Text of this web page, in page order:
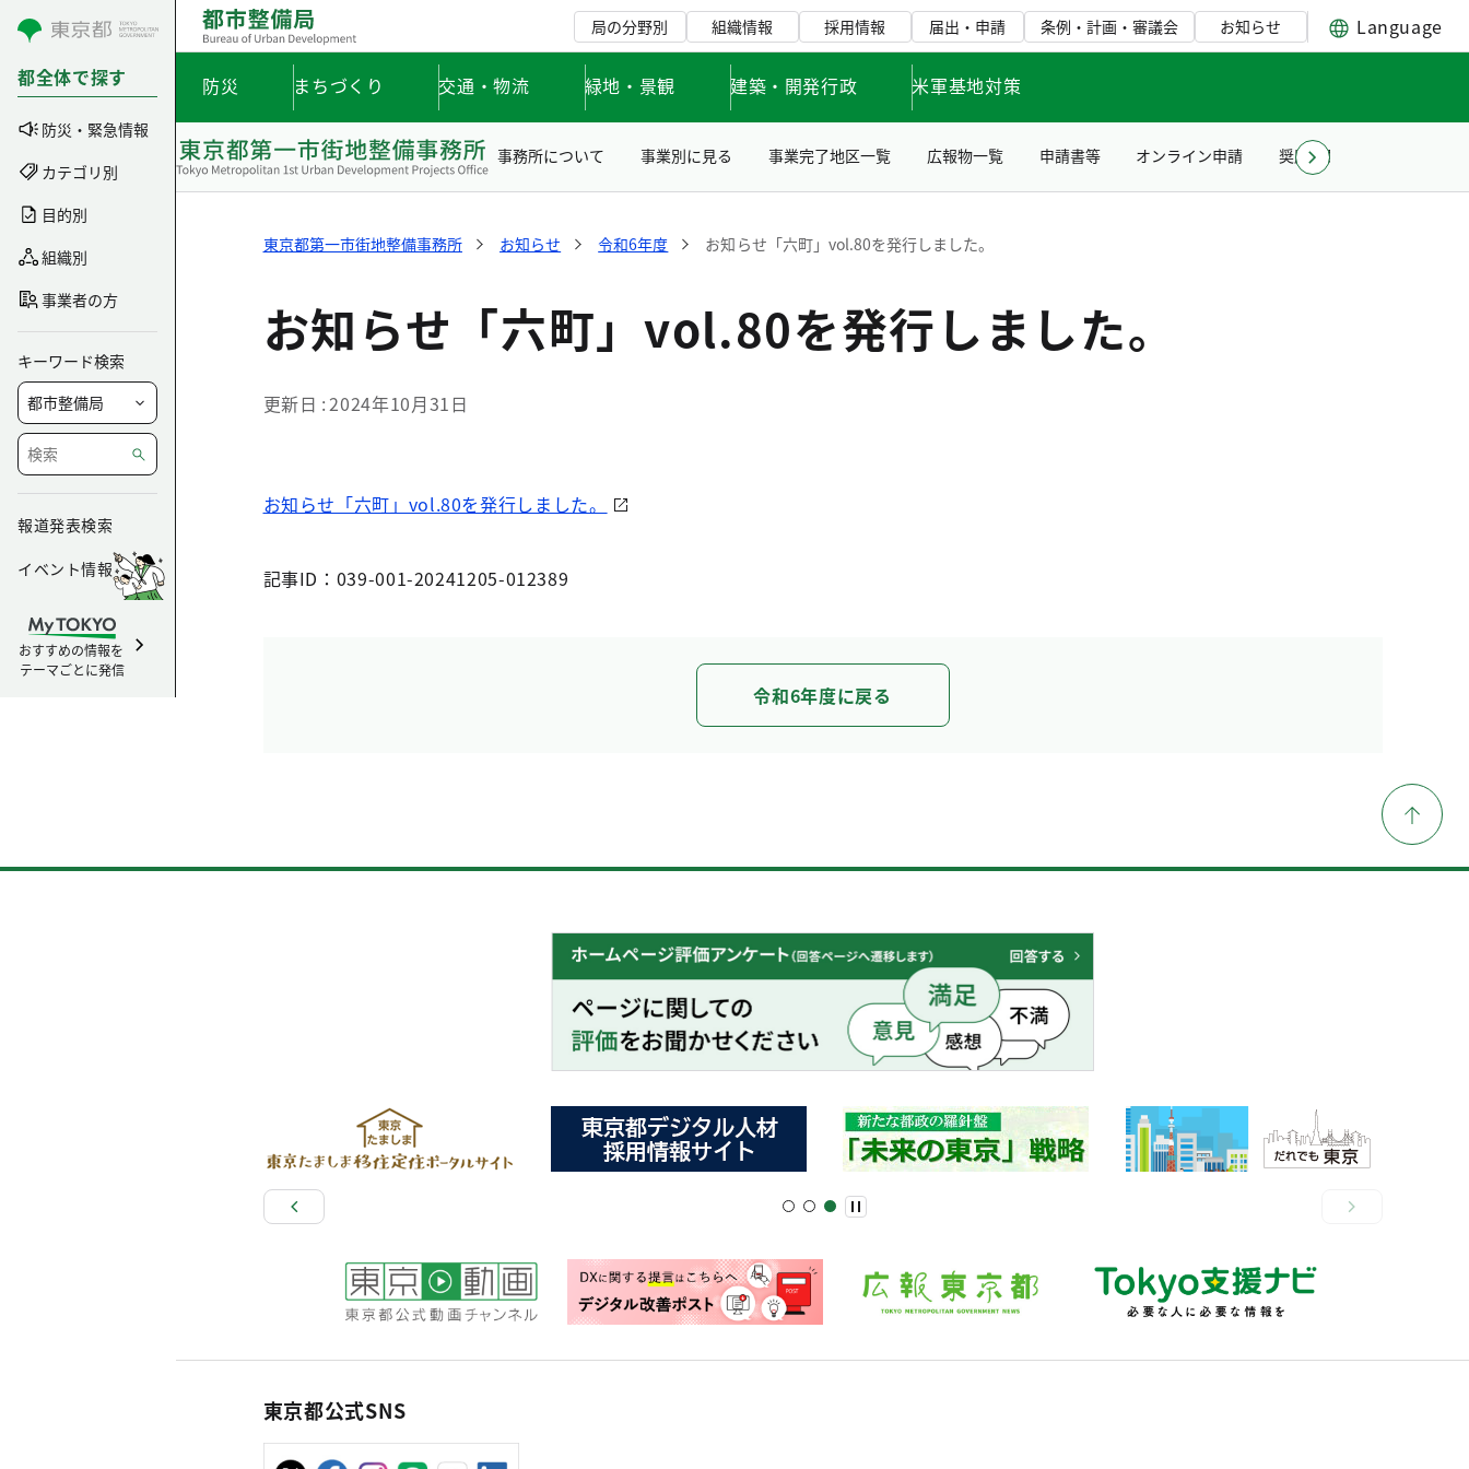
コンテンツにスキップ
都全体で探す
防災・緊急情報
カテゴリ別
目的別
組織別
事業者の方
キーワード検索
報道発表検索
イベント情報
おすすめの情報を
テーマごとに発信
局の分野別 組織情報 採用情報 届出・申請 条例・計画・審議会 お知らせ Language
防災 まちづくり 交通・物流 緑地・景観 建築・開発行政 米軍基地対策
事務所について 事業別に見る 事業完了地区一覧 広報物一覧 申請書等 オンライン申請 奨励賞贈呈式について
東京都第一市街地整備事務所 お知らせ 令和6年度 お知らせ「六町」vol.80を発行しました。
お知らせ「六町」vol.80を発行しました。
更新日 2024年10月31日
お知らせ「六町」vol.80を発行しました。
記事ID：039-001-20241205-012389
令和6年度に戻る
東京都公式SNS